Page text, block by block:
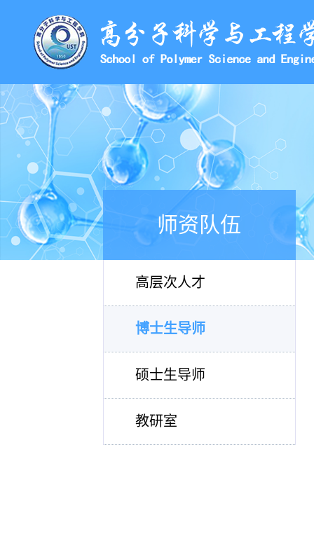
师资队伍
高层次人才
博士生导师
硕士生导师
教研室